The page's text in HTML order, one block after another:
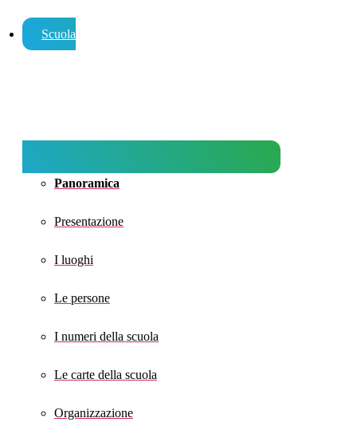
Scuola
Panoramica
Presentazione
I luoghi
Le persone
I numeri della scuola
Le carte della scuola
Organizzazione